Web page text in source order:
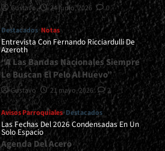
Gustavo 24 junio, 2026 0
Destacados Notas
Entrevista Con Fernando Ricciardulli De
Azeroth
“A Las Bandas Nacionales Siempre
Le Buscan El Pelo Al Huevo”
Gustavo 21 mayo, 2026 2
Avisos Parroquiales Destacados
Las Fechas Del 2026 Condensadas En Un
Solo Espacio
Agenda Del Acero